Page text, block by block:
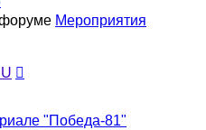
Мероприятия
"Победа-81"